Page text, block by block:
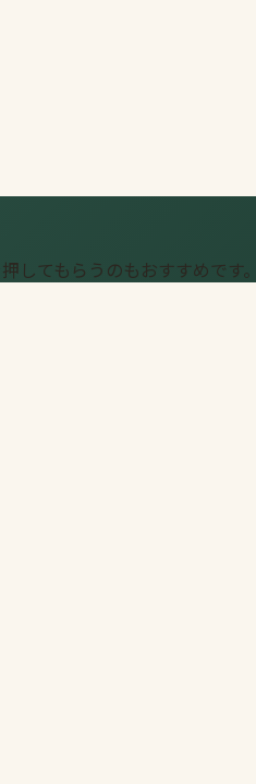
してもらうのもおすすめです